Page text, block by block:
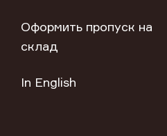
Оформить пропуск на
склад
In English